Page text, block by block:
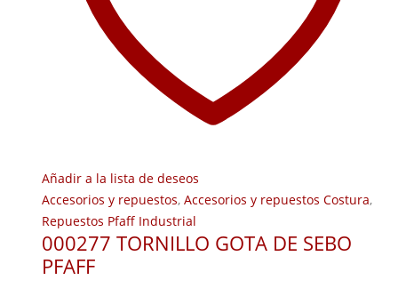
Añadir a la lista de deseos
Accesorios y repuestos, Accesorios y repuestos Costura,
Repuestos Pfaff Industrial
000277 TORNILLO GOTA DE SEBO
PFAFF